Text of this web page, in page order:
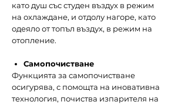
като душ със студен въздух в режим
на охлаждане, и отдолу нагоре, като
одеяло от топъл въздух, в режим на
отопление.
Самопочистване
Функцията за самопочистване
осигурява, с помощта на иновативна
технология, почиства изпарителя на